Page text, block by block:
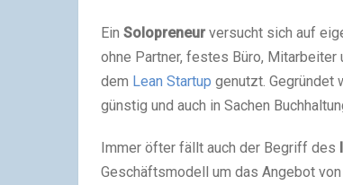
Ein Solopreneur versucht sich auf
ohne Partner, festes Büro,
dem Lean Startup genutzt. Gegründet
günstig und auch in Sachen
Immer öfter fällt auch der Begriff des
Geschäftsmodell um das Angebot